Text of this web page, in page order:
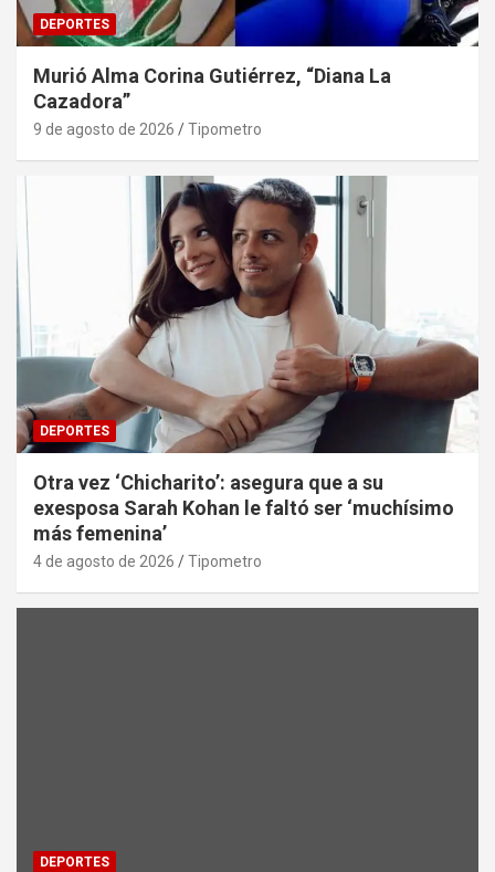
DEPORTES
Murió Alma Corina Gutiérrez, “Diana La
Cazadora”
9 de agosto de 2026 Tipometro
DEPORTES
Otra vez ‘Chicharito’: asegura que a su
exesposa Sarah Kohan le faltó ser ‘muchísimo
más femenina’
4 de agosto de 2026 Tipometro
DEPORTES